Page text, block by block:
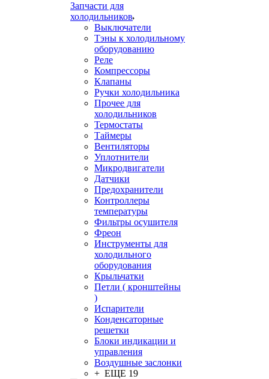
Запчасти для
холодильников
Выключатели
Тэны к холодильному
оборудованию
Реле
Компрессоры
Клапаны
Ручки холодильника
Прочее для
холодильников
Термостаты
Таймеры
Вентиляторы
Уплотнители
Микродвигатели
Датчики
Предохранители
Контроллеры
температуры
Фильтры осушителя
Фреон
Инструменты для
холодильного
оборудования
Крыльчатки
Петли ( кронштейны
)
Испарители
Конденсаторные
решетки
Блоки индикации и
управления
Воздушные заслонки
+ ЕЩЕ 19